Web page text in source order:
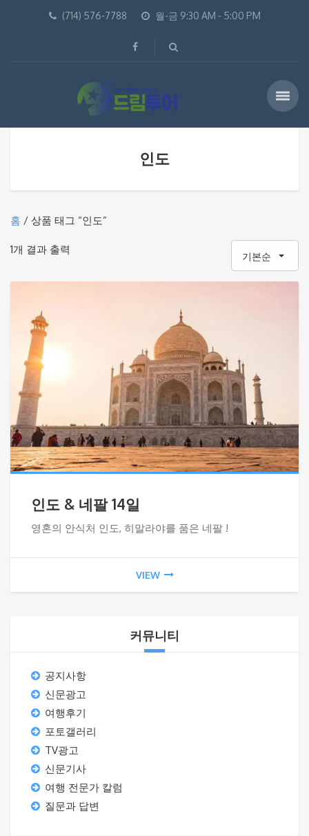
(714) 576-7788 월-금 9:30 AM - 5:00 PM
인도
홈 / 상품 태그 “인도”
1개 결과 출력
기본순
인도 & 네팔 14일
영혼의 안식처 인도, 히말라야를 품은 네팔 !
VIEW
커뮤니티
공지사항
신문광고
여행후기
포토갤러리
TV광고
신문기사
여행 전문가 칼럼
질문과 답변